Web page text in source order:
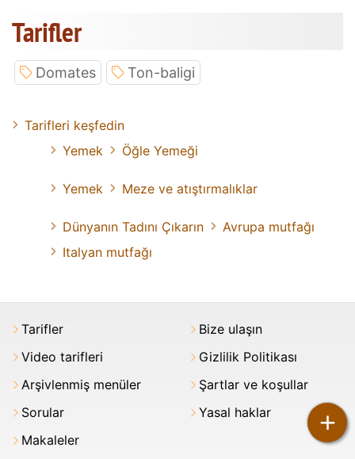
+
Tarifler
Domates Ton-baligi
Tarifleri keşfedin
Yemek
Öğle Yemeği
Yemek Meze ve atıştırmalıklar
Dünyanın Tadını Çıkarın
Avrupa mutfağı
Italyan mutfağı
Tarifler
Video tarifleri
Arşivlenmiş menüler
Sorular
Makaleler
Bize ulaşın
Gizlilik Politikası
Şartlar ve koşullar
Yasal haklar